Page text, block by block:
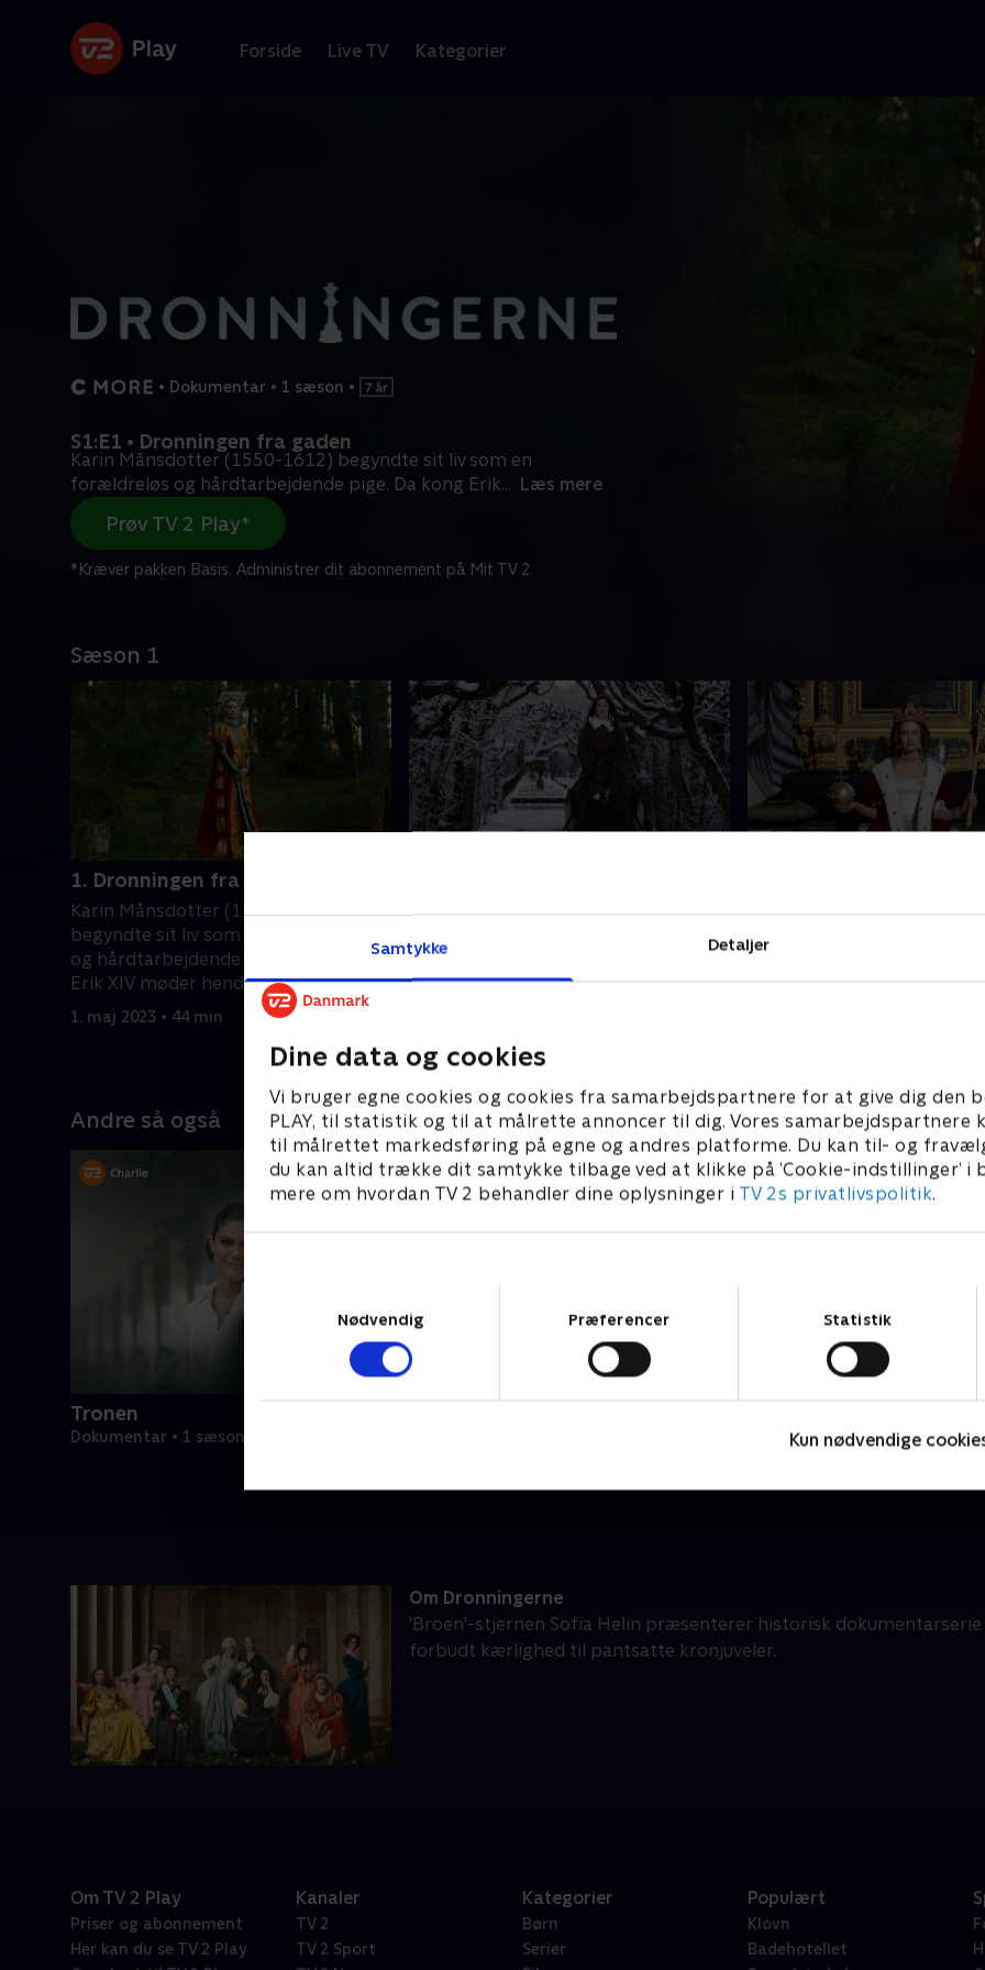
Samtykke Detaljer
Dine data og cookies
Vi bruger egne cookies og cookies fra samarbejdspartnere for at give dig den
PLAY, til statistik og til at målrette annoncer til dig. Vores samarbejdspartnere
til målrettet markedsføring på egne og andres platforme. Du kan til- og
du kan altid trække dit samtykke tilbage ved at klikke på ’Cookie-indstillinger’ i
mere om hvordan TV 2 behandler dine oplysninger i TV 2s privatlivspolitik.
Nødvendig
Præferencer Statistik
Kun nødvendige
Forside Live TV Kategorier
• Dokumentar • 1 sæson •
S1:E1 • Dronningen fra gaden
Karin Månsdotter (1550-1612) begyndte sit liv som en
forældreløs og hårdtarbejdende pige. Da kong Erik... Læs mere
Prøv TV 2 Play*
*Kræver pakken Basis. Administrer dit abonnement på Mit TV 2.
Sæson 1
1. Dronningen fra gaden
Karin Månsdotter (1550-1612)
begyndte sit liv som en forældreløs
og hårdtarbejdende pige. Da kong
Erik XIV møder hende, bliver han fluks
forelsket
1. maj 2023 • 44 min
da hendes far faldt under slaget ved
Lützen. Dronning Kristina elsker
(1636-1715) kom fra en
Andre så også
Tronen
Dokumentar • 1 sæsoner
Om Dronningerne
'Broen'-stjernen Sofia Helin præsenterer historisk
forbudt kærlighed til pantsatte kronjuveler.
Om TV 2 Play
Priser og abonnement
Her kan du se TV 2 Play
Kanaler
TV 2
TV 2 Sport
Kategorier
Børn
Serier
Populært
Klovn
Badehotellet